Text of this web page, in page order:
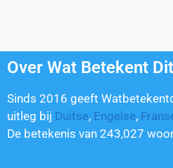
Over Wat Betekent
Sinds 2016 geeft
uitleg bij Duitse, Engelse,
De betekenis van 243,027